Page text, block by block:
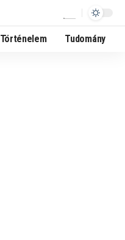
Történelem Tudomány